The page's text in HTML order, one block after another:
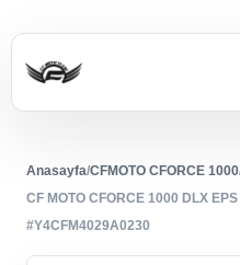
Anasayfa/CFMOTO CFORCE 1000
CF MOTO CFORCE 1000 DLX EPS
#Y4CFM4029A0230